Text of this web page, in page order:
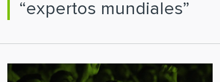
“expertos mundiales”